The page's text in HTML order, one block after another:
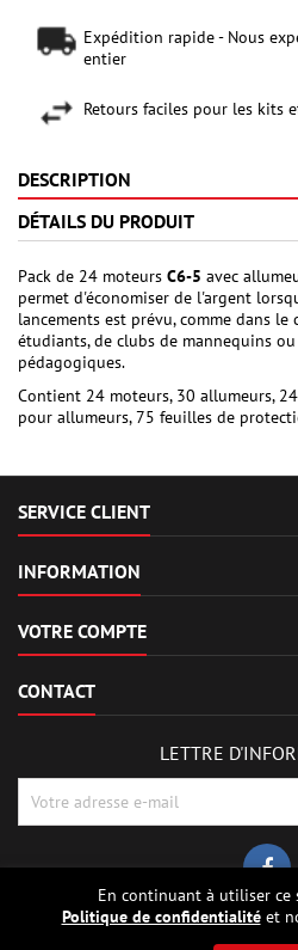
Expédition rapide - Nous
entier
Retours faciles pour les kits
DESCRIPTION
DÉTAILS DU PRODUIT
Pack de 24 moteurs C6-5 avec
permet d'économiser de l'argent
lancements est prévu, comme dans le
étudiants, de clubs de mannequins
pédagogiques.
Contient 24 moteurs, 30 allumeurs,
pour allumeurs, 75 feuilles de
SERVICE CLIENT
INFORMATION
VOTRE COMPTE
CONTACT
En continuant à utiliser ce
Politique de confidentialitéet
LETTRE
© Copyright 2026 Sierrafox Hobbies